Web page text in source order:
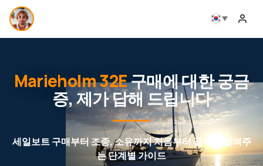
Marieholm 32E구매에 대한 궁금
증, 제가 답해 드립니다
세일보트 구매부터 조종, 소유까지 처음부터 끝까지 알려주
는 단계별 가이드